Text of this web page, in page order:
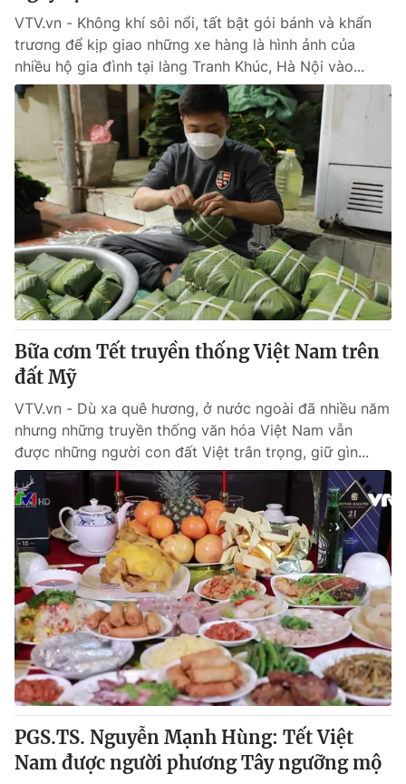
VTV.vn - Không khí sôi nổi, tất bật gói bánh và khẩn
trương để kịp giao những xe hàng là hình ảnh của
nhiều hộ gia đình tại làng Tranh Khúc, Hà Nội vào...
Bữa cơm Tết truyền thống Việt Nam trên
đất Mỹ
VTV.vn - Dù xa quê hương, ở nước ngoài đã nhiều năm
nhưng những truyền thống văn hóa Việt Nam vẫn
được những người con đất Việt trân trọng, giữ gìn...
PGS.TS. Nguyễn Mạnh Hùng: Tết Việt
Nam được người phương Tây ngưỡng mộ